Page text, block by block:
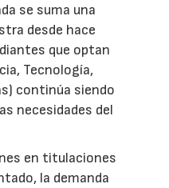
se suma una
desde hace
que optan
Tecnología,
continúa siendo
necesidades del
en titulaciones
la demanda